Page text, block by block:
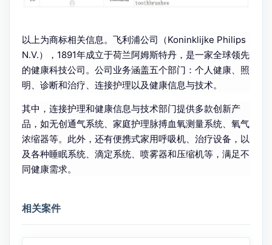
以上为商标相关信息。飞利浦公司（Koninklijke Philips
N.V.），1891年成立于荷兰阿姆斯特丹，是一家全球领先
的健康科技公司。公司业务涵盖五个部门：个人健康、照
明、诊断和治疗、连接护理以及健康信息与技术。
其中，连接护理和健康信息与技术部门提供多款创新产
品，如无创通气系统、家庭护理脉搏血氧测量系统、氧气
浓缩器等。此外，还有便携式家用呼吸机、治疗设备，以
及各种睡眠系统、滴定系统、喷雾器和压缩机等，满足不
同健康需求。
相关案件